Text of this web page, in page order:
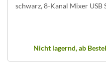
schwarz, 8-Kanal Mixer
Nicht lagernd, ab